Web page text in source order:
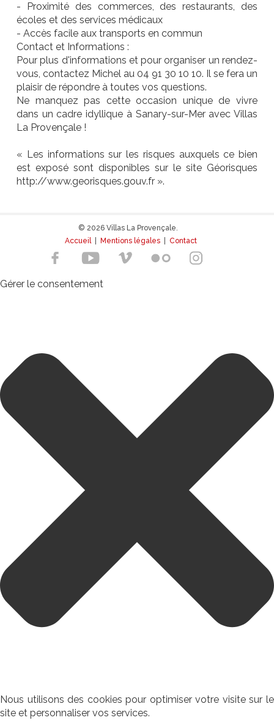
- Proximité des commerces, des restaurants, des
écoles et des services médicaux
- Accès facile aux transports en commun
Contact et Informations :
Pour plus d'informations et pour organiser un rendez-
vous, contactez Michel au 04 91 30 10 10. Il se fera un
plaisir de répondre à toutes vos questions.
Ne manquez pas cette occasion unique de vivre
dans un cadre idyllique à Sanary-sur-Mer avec Villas
La Provençale !
« Les informations sur les risques auxquels ce bien
est exposé sont disponibles sur le site Géorisques
http://www.georisques.gouv.fr ».
© 2026 Villas La Provençale.
Accueil| Mentions légales Contact
Gérer le consentement
Nous utilisons des cookies pour optimiser votre visite sur le
site et personnaliser vos services.